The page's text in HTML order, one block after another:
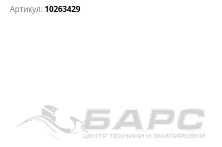
Артикул: 10263429